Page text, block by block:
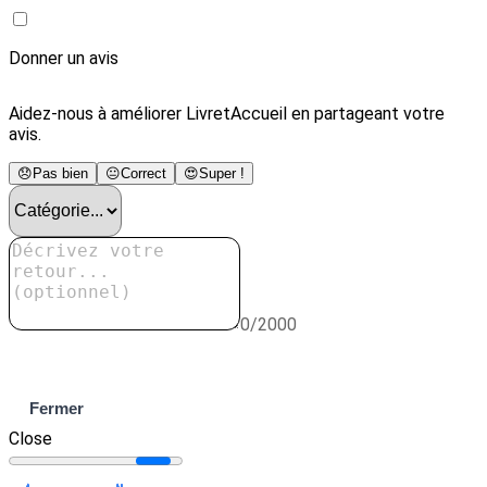
Donner un avis
Aidez-nous à améliorer LivretAccueil en partageant votre
avis.
😞 Pas bien 😐Correct 😍Super !
0/2000
Fermer
Close